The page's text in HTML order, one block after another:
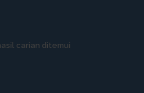
carian ditemui